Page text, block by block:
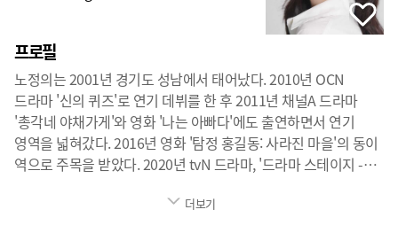
프로필
노정의는 2001년 경기도 성남에서 태어났다. 2010년 OCN
드라마 '신의 퀴즈'로 연기 데뷔를 한 후 2011년 채널A 드라마
'총각네 야채가게'와 영화 '나는 아빠다'에도 출연하면서 연기
영역을 넓혀갔다. 2016년 영화 '탐정 홍길동: 사라진 마을'의 동이
역으로 주목을 받았다. 2020년 tvN 드라마, '드라마 스테이지 -
중에서 다중인격 연기로 호평을 받았다. 2020년 [내가 죽던 날]
더보기